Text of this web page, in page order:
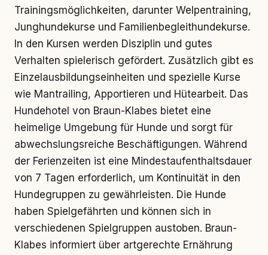
Trainingsmöglichkeiten, darunter Welpentraining,
Junghundekurse und Familienbegleithundekurse.
In den Kursen werden Disziplin und gutes
Verhalten spielerisch gefördert. Zusätzlich gibt es
Einzelausbildungseinheiten und spezielle Kurse
wie Mantrailing, Apportieren und Hütearbeit. Das
Hundehotel von Braun-Klabes bietet eine
heimelige Umgebung für Hunde und sorgt für
abwechslungsreiche Beschäftigungen. Während
der Ferienzeiten ist eine Mindestaufenthaltsdauer
von 7 Tagen erforderlich, um Kontinuität in den
Hundegruppen zu gewährleisten. Die Hunde
haben Spielgefährten und können sich in
verschiedenen Spielgruppen austoben. Braun-
Klabes informiert über artgerechte Ernährung